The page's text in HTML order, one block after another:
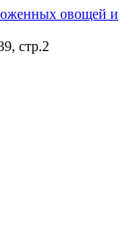
овощей и
стр.2